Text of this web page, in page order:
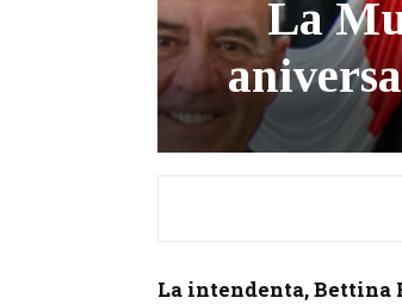
La
La intendenta, Bettina